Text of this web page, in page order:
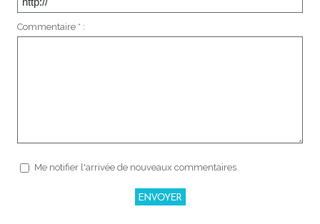
Commentaire * :
Me notifier l'arrivée de nouveaux commentaires